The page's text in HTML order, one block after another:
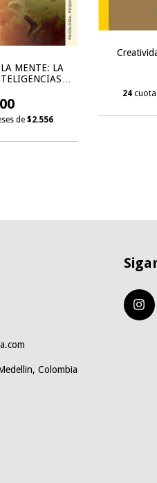
MENTE: LA
de $2.556
24
Colombia